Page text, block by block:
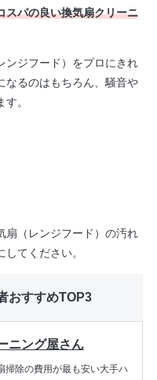
スパの良い換気扇クリーニ
ンジフード）をプロにきれ
なるのはもちろん、騒音や
。
扇（レンジフード）の汚れ
てください。
おすすめTOP3
ニング屋さん
掃除の費用が最も安い大手ハ